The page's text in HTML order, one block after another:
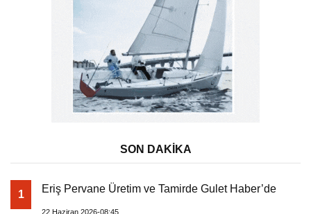
SON DAKİKA
1 Eriş Pervane Üretim ve Tamirde Gulet Haber’de
22 Haziran 2026-08:45